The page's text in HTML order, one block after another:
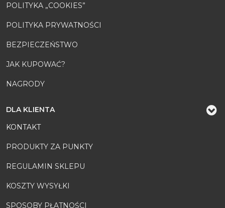
POLITYKA „COOKIES”
POLITYKA PRYWATNOŚCI
BEZPIECZEŃSTWO
JAK KUPOWAĆ?
NAGRODY
DLA KLIENTA
KONTAKT
PRODUKTY ZA PUNKTY
REGULAMIN SKLEPU
KOSZTY WYSYŁKI
SPOSOBY PŁATNOŚCI